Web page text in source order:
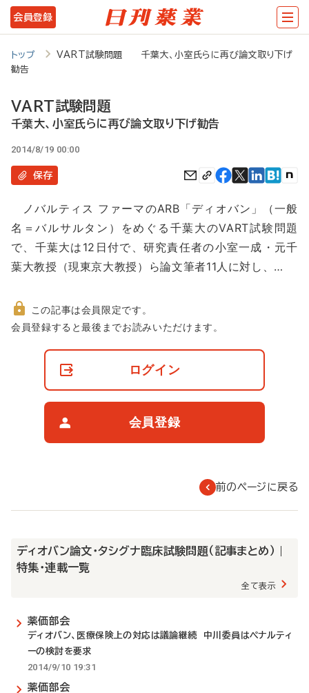
メ
イ
ン
テ
ツ
に
動
会員登録
トップ
VART試験問題 千葉大、小室氏らに再び論文取り下げ
勧告
VART試験問題
千葉大、小室氏らに再び論文取り下げ勧告
2014/8/19 00:00
保存
ノバルティス ファーマのARB「ディオバン」（一般
名＝バルサルタン）をめぐる千葉大のVART試験問題
で、千葉大は12日付で、研究責任者の小室一成・元千
葉大教授（現東京大教授）ら論文筆者11人に対し、…
非
この記事は会員限定です。
会員登録すると最後までお読みいただけます。
ログイン
会員登録
前のページに戻る
ディオバン論文・タシグナ臨床試験問題（記事まとめ） |
特集・連載一覧
全て表示
薬価部会
ディオバン、医療保険上の対応は議論継続 中川委員はペナルティ
ーの検討を要求
2014/9/10 19:31
薬価部会